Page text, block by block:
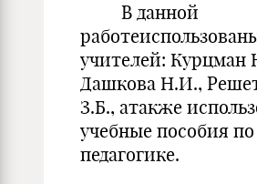
В данной
учителей: Курцман
Дашкова Н.И.,
З.Б., атакже
учебные пособия по
педагогике.